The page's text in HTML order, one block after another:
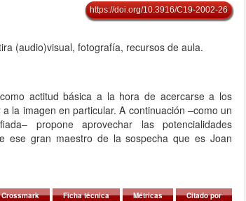
https://doi.org/10.3916/C19-2002-26
(audio)visual, fotografía, recursos de aula.
actitud básica a la hora de acercarse a los
la imagen en particular. A continuación –como un
propone aprovechar las potencialidades
ese gran maestro de la sospecha que es Joan
Crossmark Ficha técnica Métricas Citado por